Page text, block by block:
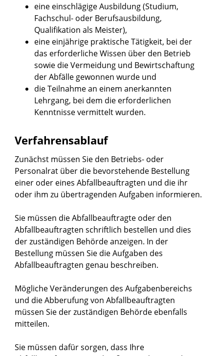
eine einschlägige Ausbildung (Studium,
Fachschul- oder Berufsausbildung,
Qualifikation als Meister),
eine einjährige praktische Tätigkeit, bei der
das erforderliche Wissen über den Betrieb
sowie die Vermeidung und Bewirtschaftung
der Abfälle gewonnen wurde und
die Teilnahme an einem anerkannten
Lehrgang, bei dem die erforderlichen
Kenntnisse vermittelt wurden.
Verfahrensablauf
Zunächst müssen Sie den Betriebs- oder
Personalrat über die bevorstehende Bestellung
einer oder eines Abfallbeauftragten und die ihr
oder ihm zu übertragenden Aufgaben informieren.
Sie müssen die Abfallbeauftragte oder den
Abfallbeauftragten schriftlich bestellen und dies
der zuständigen Behörde anzeigen. In der
Bestellung müssen Sie die Aufgaben des
Abfallbeauftragten genau beschreiben.
Mögliche Veränderungen des Aufgabenbereichs
und die Abberufung von Abfallbeauftragten
müssen Sie der zuständigen Behörde ebenfalls
mitteilen.
Sie müssen dafür sorgen, dass Ihre